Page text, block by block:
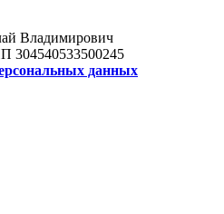
Владимирович
данных